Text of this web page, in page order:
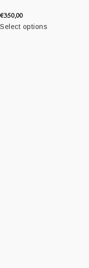
€350,00
Select options